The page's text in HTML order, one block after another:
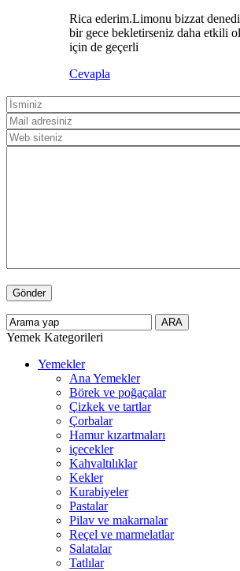
Rica ederim.Limonu bizzat
bir gece bekletirseniz daha etkili
için de geçerli
Cevapla
Yemek Kategorileri
Yemekler
Ana Yemekler
Börek ve poğaçalar
Çizkek ve tartlar
Çorbalar
Hamur kızartmaları
içecekler
Kahvaltılıklar
Kekler
Kurabiyeler
Pastalar
Pilav ve makarnalar
Reçel ve marmelatlar
Salatalar
Tatlılar